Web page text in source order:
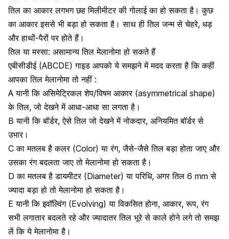
तिल का आकार लगभग छह मिलीमीटर की गोलाई का हो सकता है। कुछ
का आकार इससे भी बड़ा हो सकता है। साथ ही तिल जन्म सेचेहरे, धड़
और हाथों-पैरों पर होते हैं।
तिल या मस्सा: असामान्य तिल मेलानोमा हो सकते हैं
एबीसीडीई (ABCDE) गाइड आपको ये समझने में मदद करता है कि कहीं
आपका तिल मेलानोमा तो नहीं :
A यानी कि असिमेट्रिकल शेप/विषम आकार (asymmetrical shape)
के तिल, जो देखने में आधा-आधा सा लगता है।
B यानी कि बॉर्डर, ऐसे तिल जो देखने में नोकदार, अनियमित बॉर्डर से
उभार।
C का मतलब है कलर (Color) या रंग, जैसे-जैसे तिल बड़ा होता जाए और
उसका रंग बदलता जाए तो मेलानोमा हो सकता है।
D का मतलब है डायमीटर (Diameter) या परिधि, अगर तिल 6 mm से
ज्यादा बड़ा हो तो मेलानोमा हो सकता है।
E यानी कि इवॉल्विंग (Evolving) या विकसित होना, आकार, रूप, रंग
सभी लगातार बदलते रहे और ज्यादातर तिल भूरे से काले होने लगे तो समझ
लें कि ये मेलानोमा है।